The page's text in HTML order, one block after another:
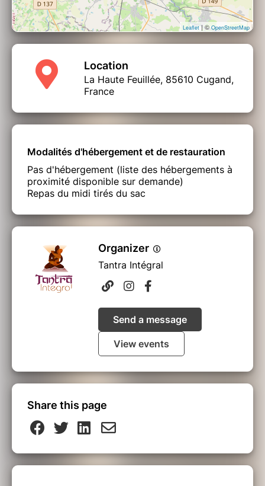
Leaflet| © OpenStreetMap
Location
La Haute Feuillée, 85610 Cugand,
France
Modalités d'hébergement et de restauration
Pas d'hébergement (liste des hébergements à
proximité disponible sur demande)
Repas du midi tirés du sac
Organizer
Tantra Intégral
Send a message
View events
Share this page